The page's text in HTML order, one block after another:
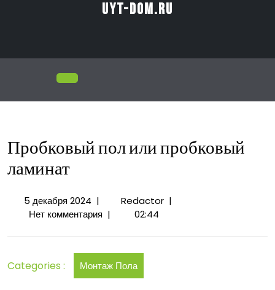
uyt-dom.ru
Пробковый пол или пробковый
ламинат
5 декабря 20245
декабря
| RedactorПробковый
пробковый
|
Нет комментария | 02:44
Categories : Монтаж Пола